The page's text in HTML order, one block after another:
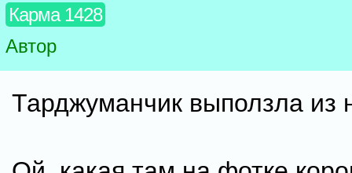
Карма 1428
Автор
Тарджуманчик выползла из